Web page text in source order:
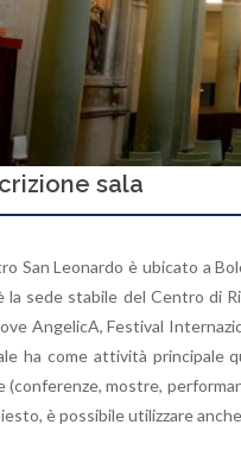
sala
San Leonardo è ubicato a
la sede stabile del Centro di
AngelicA, Festival
ha come attività principale
(conferenze, mostre,
è possibile utilizzare